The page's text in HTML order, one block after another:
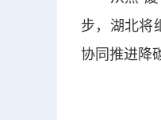
步，湖北将
协同推进降